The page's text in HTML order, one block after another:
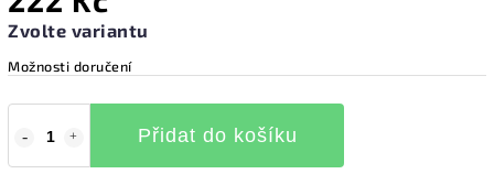
Zvolte variantu
Možnosti doručení
Přidat do košíku